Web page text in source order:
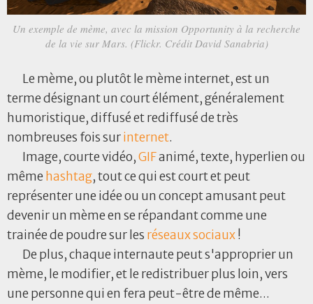
Un exemple de mème, avec la mission Opportunity à la recherche
de la vie sur Mars. (Flickr. Crédit David Sanabria)
Le mème, ou plutôt le mème internet, est un
terme désignant un court élément, généralement
humoristique, diffusé et rediffusé de très
nombreuses fois surinternet.
Image, courte vidéo,GIFanimé, texte, hyperlien ou
même hashtag, tout ce qui est court et peut
représenter une idée ou un concept amusant peut
devenir un mème en se répandant comme une
trainée de poudre sur les réseaux sociaux!
De plus, chaque internaute peut s'approprier un
mème, le modifier, et le redistribuer plus loin, vers
une personne qui en fera peut-être de même...